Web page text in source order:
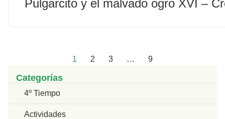
Pulgarcito y el malvado ogro XVI –
1 2 3 … 9
Categorías
4º Tiempo
Actividades